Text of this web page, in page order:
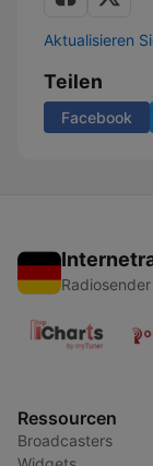
Aktualisieren
Teilen
Facebook
Ressourcen
Broadcasters